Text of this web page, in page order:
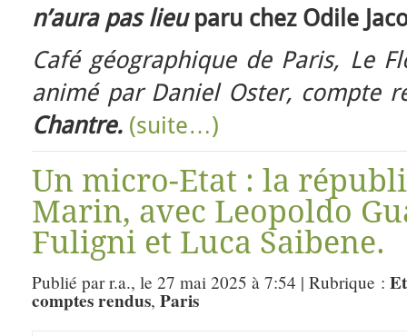
n’aura pas lieuparu chez Odile
Café géographique de Paris, Le
animé par Daniel Oster, compte
Chantre. (suite…)
Un micro-Etat : la
Marin, avec Leopoldo
Fuligni et Luca Saibene.
Publié par r.a., le 27 mai 2025 à 7:54 | Rubrique :
comptes rendus, Paris